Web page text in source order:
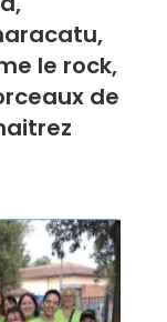
le rock,
de